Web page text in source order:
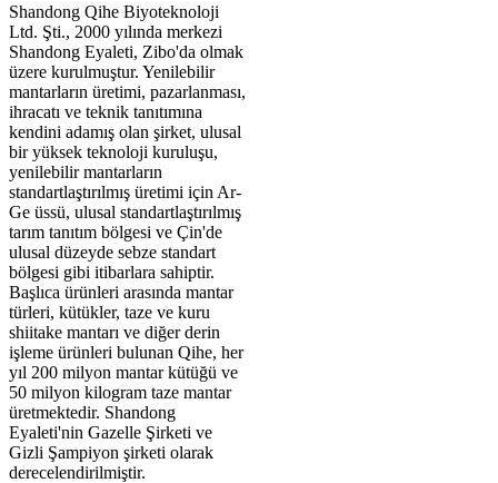
Shandong Qihe Biyoteknoloji
Ltd. Şti., 2000 yılında merkezi
Shandong Eyaleti, Zibo'da olmak
üzere kurulmuştur. Yenilebilir
mantarların üretimi, pazarlanması,
ihracatı ve teknik tanıtımına
kendini adamış olan şirket, ulusal
bir yüksek teknoloji kuruluşu,
yenilebilir mantarların
standartlaştırılmış üretimi için Ar-
Ge üssü, ulusal standartlaştırılmış
tarım tanıtım bölgesi ve Çin'de
ulusal düzeyde sebze standart
bölgesi gibi itibarlara sahiptir.
Başlıca ürünleri arasında mantar
türleri, kütükler, taze ve kuru
shiitake mantarı ve diğer derin
işleme ürünleri bulunan Qihe, her
yıl 200 milyon mantar kütüğü ve
50 milyon kilogram taze mantar
üretmektedir. Shandong
Eyaleti'nin Gazelle Şirketi ve
Gizli Şampiyon şirketi olarak
derecelendirilmiştir.